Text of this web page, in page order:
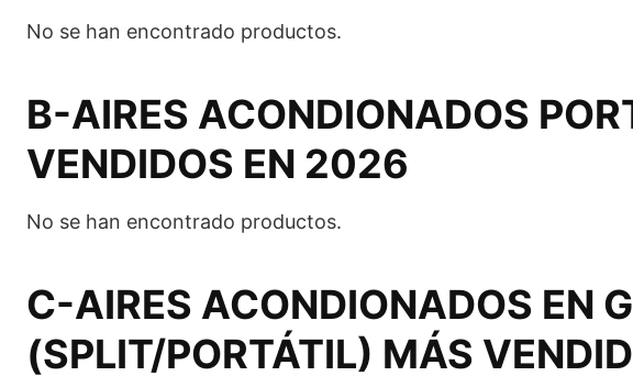
No se han encontrado productos.
B-AIRES ACONDIONADOS
VENDIDOS EN 2026
No se han encontrado productos.
C-AIRES ACONDIONADOS EN
(SPLIT/PORTÁTIL) MÁS